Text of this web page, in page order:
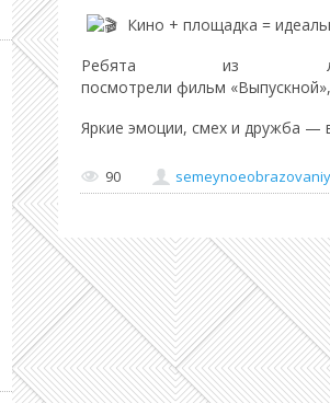
Кино + площадка =
Ребята из
посмотрели фильм
Яркие эмоции, смех и дружба —
90